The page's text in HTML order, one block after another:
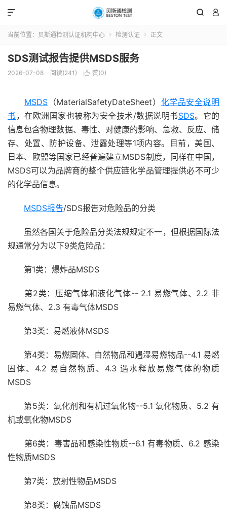
 

当前位置： 贝斯通检测认证机构中心  检测认证  正文
SDS测试报告提供MSDS服务
2026-07-08 阅读(241)  赞(0)
MSDS （MaterialSafetyDateSheet） 化学品安全说明
书 ，在欧洲国家也被称为安全技术/数据说明书SDS。它的
信息包含物理数据、毒性、对健康的影响、急救、反应、储
存、处置、防护设备、泄露处理等1项内容。目前，美国、
日本、欧盟等国家已经普遍建立MSDS制度，同样在中国，
MSDS可以为品牌商的整个供应链化学品管理提供必不可少
的化学品信息。
MSDS报告/SDS报告对危险品的分类
虽然各国关于危险品分类法规规定不一，但根据国际法
规通常分为以下9类危险品：
第1类：爆炸品MSDS
第2类：压缩气体和液化气体-- 2.1 易燃气体、2.2 非
易燃气体、2.3 有毒气体MSDS
第3类：易燃液体MSDS
第4类：易燃固体、自然物品和遇湿易燃物品--4.1 易燃
固体、4.2 易自然物质、4.3 遇水释放易燃气体的物质
MSDS
第5类：氧化剂和有机过氧化物--5.1 氧化物质、5.2 有
机或氧化物MSDS
第6类：毒害品和感染性物质--6.1 有毒物质、6.2 感染
性物质MSDS
第7类：放射性物品MSDS
第8类：腐蚀品MSDS